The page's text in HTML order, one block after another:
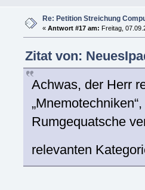
Re: Petition Streichung
«Antwort #17 am: Freitag,
Zitat von:
Achwas, der Herr
Rumgequatsche
relevanten